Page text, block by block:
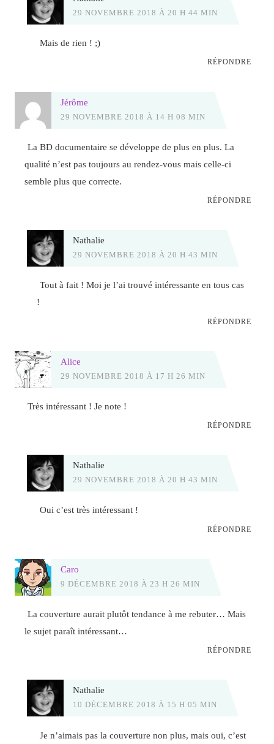
29 NOVEMBRE 2018 À 20 H 44 MIN
Mais de rien ! ;)
RÉPONDRE
Jérôme
29 NOVEMBRE 2018 À 14 H 08 MIN
La BD documentaire se développe de plus en plus. La
qualité n’est pas toujours au rendez-vous mais celle-ci
semble plus que correcte.
RÉPONDRE
Nathalie
29 NOVEMBRE 2018 À 20 H 43 MIN
Tout à fait ! Moi je l’ai trouvé intéressante en tous cas
!
RÉPONDRE
Alice
29 NOVEMBRE 2018 À 17 H 26 MIN
Très intéressant ! Je note !
RÉPONDRE
Nathalie
29 NOVEMBRE 2018 À 20 H 43 MIN
Oui c’est très intéressant !
RÉPONDRE
Caro
9 DÉCEMBRE 2018 À 23 H 26 MIN
La couverture aurait plutôt tendance à me rebuter… Mais
le sujet paraît intéressant…
RÉPONDRE
Nathalie
10 DÉCEMBRE 2018 À 15 H 05 MIN
Je n’aimais pas la couverture non plus, mais oui, c’est